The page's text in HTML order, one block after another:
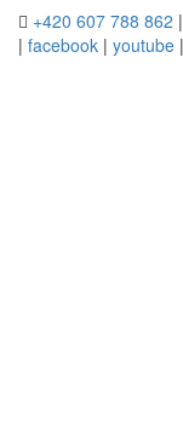
 +420 607 788 862 |
| facebook | youtube